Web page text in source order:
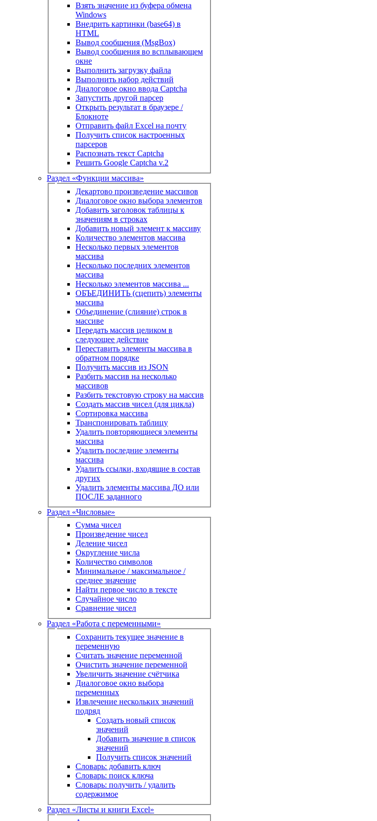
Взять значение из буфера обмена
Windows
Внедрить картинки (base64) в
HTML
Вывод сообщения (MsgBox)
Вывод сообщения во всплывающем
окне
Выполнить загрузку файла
Выполнить набор действий
Диалоговое окно ввода Captcha
Запустить другой парсер
Открыть результат в браузере /
Блокноте
Отправить файл Excel на почту
Получить список настроенных
парсеров
Распознать текст Captcha
Решить Google Captcha v.2
Раздел «Функции массива»
Декартово произведение массивов
Диалоговое окно выбора элементов
Добавить заголовок таблицы к
значениям в строках
Добавить новый элемент к массиву
Количество элементов массива
Несколько первых элементов
массива
Несколько последних элементов
массива
Несколько элементов массива ...
ОБЪЕДИНИТЬ (сцепить) элементы
массива
Объединение (слияние) строк в
массиве
Передать массив целиком в
следующее действие
Переставить элементы массива в
обратном порядке
Получить массив из JSON
Разбить массив на несколько
массивов
Разбить текстовую строку на массив
Создать массив чисел (для цикла)
Сортировка массива
Транспонировать таблицу
Удалить повторяющиеся элементы
массива
Удалить последние элементы
массива
Удалить ссылки, входящие в состав
других
Удалить элементы массива ДО или
ПОСЛЕ заданного
Раздел «Числовые»
Сумма чисел
Произведение чисел
Деление чисел
Округление числа
Количество символов
Минимальное / максимальное /
среднее значение
Найти первое число в тексте
Случайное число
Сравнение чисел
Раздел «Работа с переменными»
Сохранить текущее значение в
переменную
Считать значение переменной
Очистить значение переменной
Увеличить значение счётчика
Диалоговое окно выбора
переменных
Извлечение нескольких значений
подряд
Создать новый список
значений
Добавить значение в список
значений
Получить список значений
Словарь: добавить ключ
Словарь: поиск ключа
Словарь: получить / удалить
содержимое
Раздел «Листы и книги Excel»